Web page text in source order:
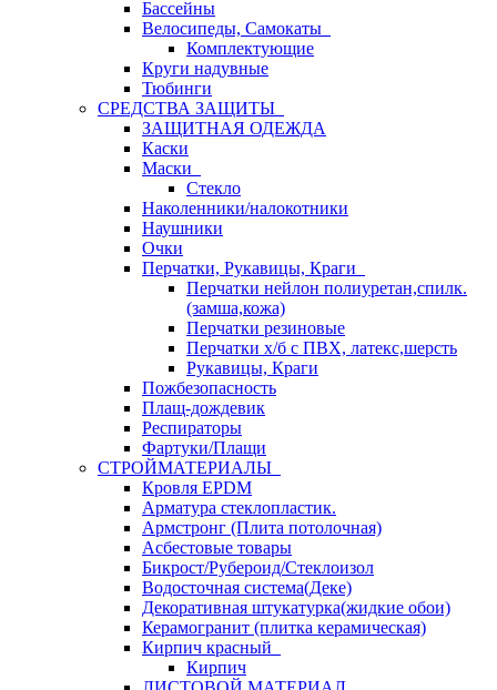
Бассейны
Велосипеды, Самокаты
Комплектующие
Круги надувные
Тюбинги
СРЕДСТВА ЗАЩИТЫ
ЗАЩИТНАЯ ОДЕЖДА
Каски
Маски
Стекло
Наколенники/налокотники
Наушники
Очки
Перчатки, Рукавицы, Краги
Перчатки нейлон полиуретан,спилк.
(замша,кожа)
Перчатки резиновые
Перчатки х/б с ПВХ, латекс,шерсть
Рукавицы, Краги
Пожбезопасность
Плащ-дождевик
Респираторы
Фартуки/Плащи
СТРОЙМАТЕРИАЛЫ
Кровля ЕРDM
Арматура стеклопластик.
Армстронг (Плита потолочная)
Асбестовые товары
Бикрост/Рубероид/Стеклоизол
Водосточная система(Деке)
Декоративная штукатурка(жидкие обои)
Керамогранит (плитка керамическая)
Кирпич красный
Кирпич